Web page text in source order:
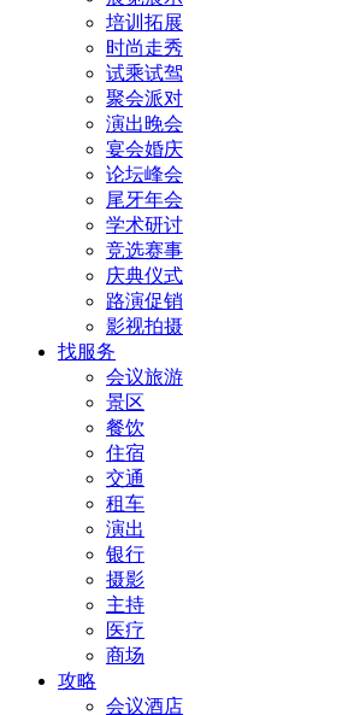
培训拓展
时尚走秀
试乘试驾
聚会派对
演出晚会
宴会婚庆
论坛峰会
尾牙年会
学术研讨
竞选赛事
庆典仪式
路演促销
影视拍摄
找服务
会议旅游
景区
餐饮
住宿
交通
租车
演出
银行
摄影
主持
医疗
商场
攻略
会议酒店